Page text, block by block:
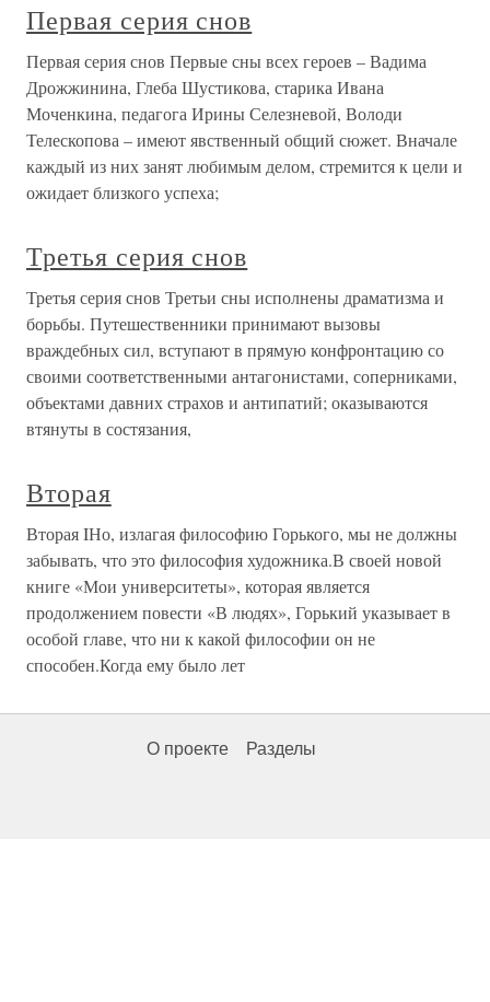
Первая серия снов
Первая серия снов Первые сны всех героев – Вадима
Дрожжинина, Глеба Шустикова, старика Ивана
Моченкина, педагога Ирины Селезневой, Володи
Телескопова – имеют явственный общий сюжет. Вначале
каждый из них занят любимым делом, стремится к цели и
ожидает близкого успеха;
Третья серия снов
Третья серия снов Третьи сны исполнены драматизма и
борьбы. Путешественники принимают вызовы
враждебных сил, вступают в прямую конфронтацию со
своими соответственными антагонистами, соперниками,
объектами давних страхов и антипатий; оказываются
втянуты в состязания,
Вторая
Вторая IНо, излагая философию Горького, мы не должны
забывать, что это философия художника.В своей новой
книге «Мои университеты», которая является
продолжением повести «В людях», Горький указывает в
особой главе, что ни к какой философии он не
способен.Когда ему было лет
О проекте Разделы